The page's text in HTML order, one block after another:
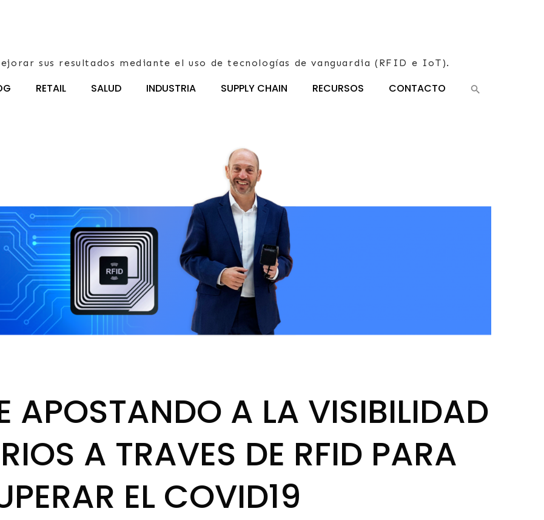
sus resultados mediante el uso de tecnologías de vanguardia (RFID e IoT).
RETAIL SALUD INDUSTRIA SUPPLY CHAIN RECURSOS CONTACTO
APOSTANDO A LA VISIBILIDAD
A TRAVES DE RFID PARA
EL COVID19